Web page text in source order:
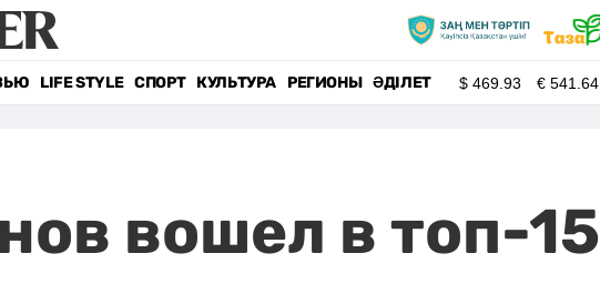
LIFE STYLE СПОРТ КУЛЬТУРА РЕГИОНЫ ӘДІЛЕТ $469.93 €541.64
вошел в топ-15